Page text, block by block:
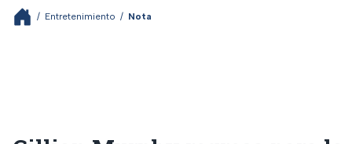
/ Entretenimiento / Nota